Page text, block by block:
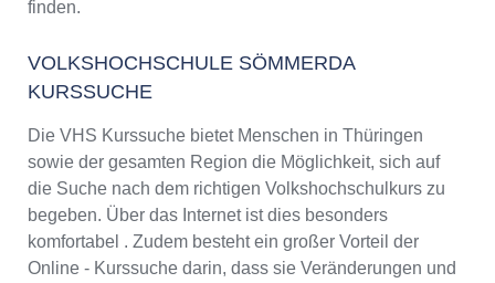
finden.
VOLKSHOCHSCHULE SÖMMERDA
KURSSUCHE
Die VHS Kurssuche bietet Menschen in Thüringen
sowie der gesamten Region die Möglichkeit, sich auf
die Suche nach dem richtigen Volkshochschulkurs zu
begeben. Über das Internet ist dies besonders
komfortabel . Zudem besteht ein großer Vorteil der
Online - Kurssuche darin, dass sie Veränderungen und